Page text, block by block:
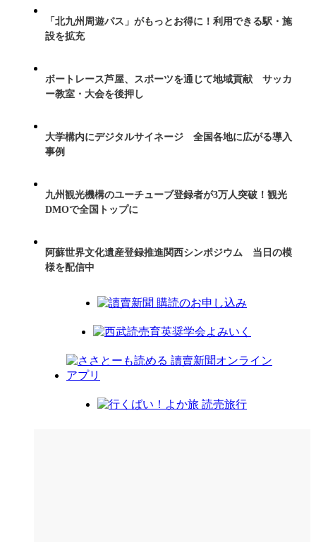
「北九州周遊パス」がもっとお得に！利用できる駅・施
設を拡充
ボートレース芦屋、スポーツを通じて地域貢献 サッカ
ー教室・大会を後押し
大学構内にデジタルサイネージ 全国各地に広がる導入
事例
九州観光機構のユーチューブ登録者が3万人突破！観光
DMOで全国トップに
阿蘇世界文化遺産登録推進関西シンポジウム 当日の模
様を配信中